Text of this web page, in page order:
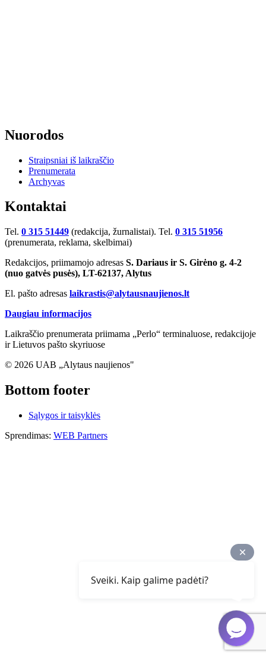
Nuorodos
Straipsniai iš laikraščio
Prenumerata
Archyvas
Kontaktai
Tel. 0 315 51449 (redakcija, žurnalistai). Tel. 0 315 51956
(prenumerata, reklama, skelbimai)
Redakcijos, priimamojo adresas S. Dariaus ir S. Girėno g. 4-2
(nuo gatvės pusės), LT-62137, Alytus
El. pašto adresas laikrastis@alytausnaujienos.lt
Daugiau informacijos
Laikraščio prenumerata priimama „Perlo“ terminaluose, redakcijoje
ir Lietuvos pašto skyriuose
© 2026 UAB „Alytaus naujienos"
Bottom footer
Sąlygos ir taisyklės
Sprendimas: WEB Partners
Sveiki. Kaip galime padėti?